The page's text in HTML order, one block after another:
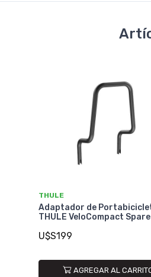
THULE
Adaptador de
THULE VeloCompact Spare
U$S199
AGREGAR AL